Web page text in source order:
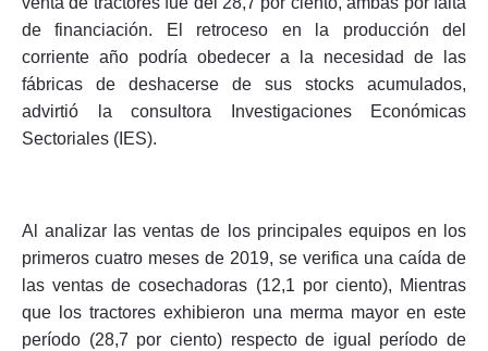
de financiación. El retroceso en la producción del
corriente año podría obedecer a la necesidad de las
fábricas de deshacerse de sus stocks acumulados,
advirtió la consultora Investigaciones Económicas
Sectoriales (IES).
Al analizar las ventas de los principales equipos en los
primeros cuatro meses de 2019, se verifica una caída de
las ventas de cosechadoras (12,1 por ciento), Mientras
que los tractores exhibieron una merma mayor en este
período (28,7 por ciento) respecto de igual período de